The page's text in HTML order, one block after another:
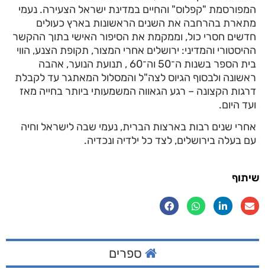
המפורסמת "קפלוס" והחיים במדינת ישראל הצעירה. נעמי
מתארת בהרחבה את השנים הראשונות בארץ כעולים
חדשים חסרי כול, וממקמת את הסיפור האישי בתוך ההקשר
ההיסטורי והמדיני: ירושלים אחרי המצור, תקופת הצנע, הווי
בית הספר בשנות ה־50 וה־60 , תנועת הנוער, אהבה
ראשונה ולבסוף הגיוס לצה"ל והמסלול המאתגר עד לקבלת
דרגות הקצונה – רגע הגאווה המשמעותי ביותר בחייה מאז
ועד היום.
אחרי שנים רבות בארצות הברית, נעמי שבה לישראל וחיה
עם בעלה בירושלים, לצד כל ילדיה ונכדיה.
שיתוף
ספרים